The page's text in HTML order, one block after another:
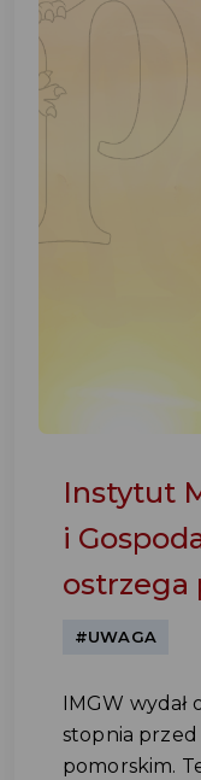
Instytut
i
ostrzega
#UWAGA
IMGW wydał
stopnia przed
pomorskim.